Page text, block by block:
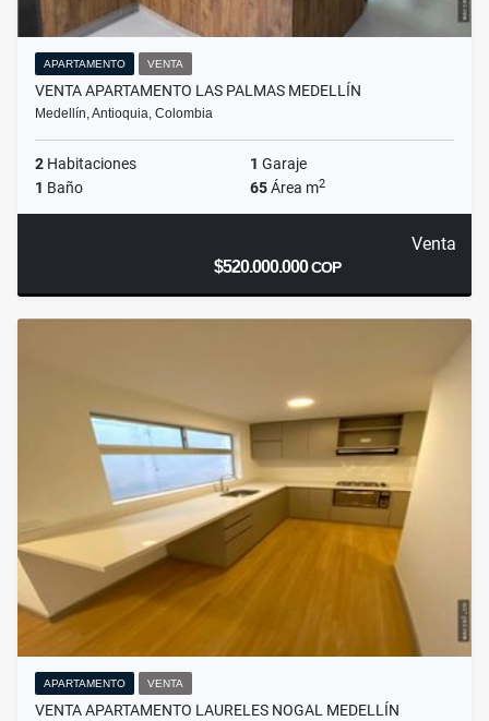
APARTAMENTO VENTA
VENTA APARTAMENTO LAS PALMAS MEDELLÍN
Medellín, Antioquia, Colombia
2 Habitaciones 1 Garaje
1 Baño 65Área m2
Venta
$520.000.000COP
APARTAMENTO VENTA
VENTA APARTAMENTO LAURELES NOGAL MEDELLÍN